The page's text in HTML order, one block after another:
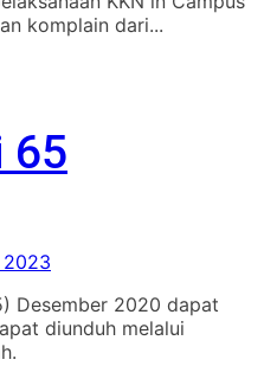
komplain dari...
65
Desember 2020 dapat
diunduh melalui